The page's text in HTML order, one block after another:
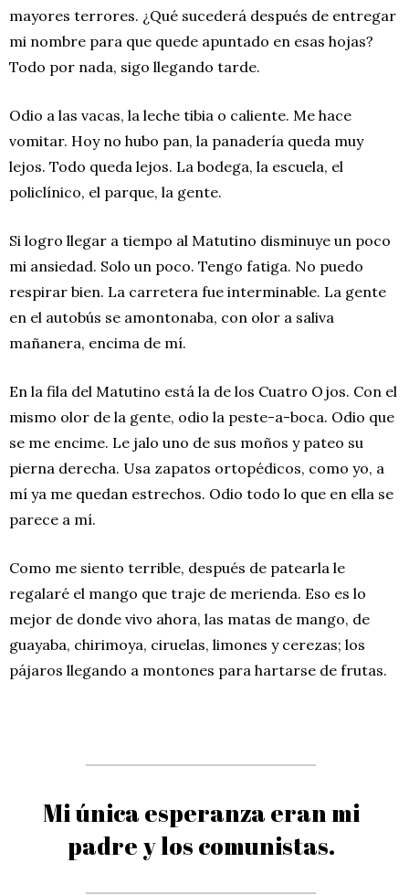
mayores terrores. ¿Qué sucederá después de entregar
mi nombre para que quede apuntado en esas hojas?
Todo por nada, sigo llegando tarde.
Odio a las vacas, la leche tibia o caliente. Me hace
vomitar. Hoy no hubo pan, la panadería queda muy
lejos. Todo queda lejos. La bodega, la escuela, el
policlínico, el parque, la gente.
Si logro llegar a tiempo al Matutino disminuye un poco
mi ansiedad. Solo un poco. Tengo fatiga. No puedo
respirar bien. La carretera fue interminable. La gente
en el autobús se amontonaba, con olor a saliva
mañanera, encima de mí.
En la fila del Matutino está la de los Cuatro Ojos. Con el
mismo olor de la gente, odio la peste-a-boca. Odio que
se me encime. Le jalo uno de sus moños y pateo su
pierna derecha. Usa zapatos ortopédicos, como yo, a
mí ya me quedan estrechos. Odio todo lo que en ella se
parece a mí.
Como me siento terrible, después de patearla le
regalaré el mango que traje de merienda. Eso es lo
mejor de donde vivo ahora, las matas de mango, de
guayaba, chirimoya, ciruelas, limones y cerezas; los
pájaros llegando a montones para hartarse de frutas.
Mi única esperanza eran mi
padre y los comunistas.